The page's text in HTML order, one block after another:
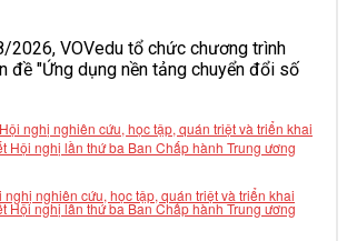
HỌC
2026, VOVedu tổ chức chương trình
đề "Ứng dụng nền tảng chuyển đổi số
nghị nghiên cứu, học tập, quán triệt và triển khai
Hội nghị lần thứ ba Ban Chấp hành Trung ương